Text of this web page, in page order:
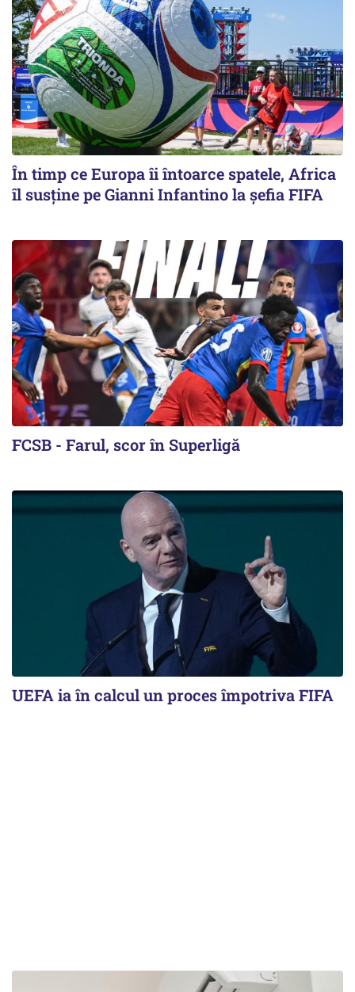
În timp ce Europa îi întoarce spatele, Africa
îl susține pe Gianni Infantino la șefia FIFA
FCSB - Farul, scor în Superligă
UEFA ia în calcul un proces împotriva FIFA